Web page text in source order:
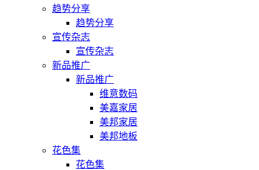
趋势分享
趋势分享
宣传杂志
宣传杂志
新品推广
新品推广
维意数码
美嘉家居
美邦家居
美邦地板
花色集
花色集